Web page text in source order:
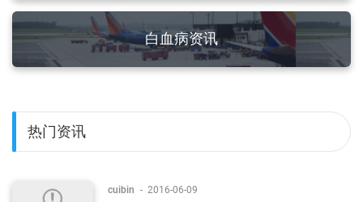
白血病资讯
热门资讯
cuibin - 2016-06-09